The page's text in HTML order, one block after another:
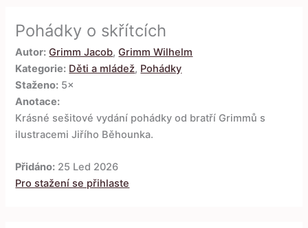
Pohádky o skřítcích
Autor: Grimm Jacob,Grimm Wilhelm
Kategorie: Děti a mládež, Pohádky
Staženo: 5×
Anotace:
Krásné sešitové vydání pohádky od bratří Grimmů s
ilustracemi Jiřího Běhounka.
Přidáno: 25 Led 2026
Pro stažení se přihlaste